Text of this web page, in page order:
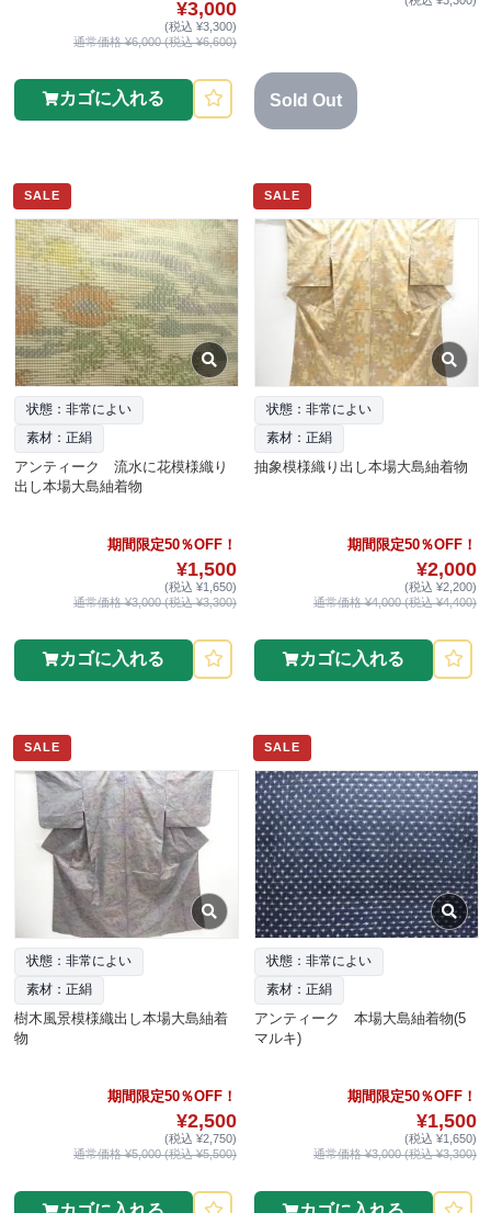
¥3,000
(税込 ¥3,300)
通常価格 ¥6,000 (税込 ¥6,600)
カゴに入れる Sold Out
SALE
状態：非常によい
素材：正絹
アンティーク 流水に花模様織り
出し本場大島紬着物
期間限定50％OFF！
¥1,500
(税込 ¥1,650)
通常価格 ¥3,000 (税込 ¥3,300)
カゴに入れる
SALE
状態：非常によい
素材：正絹
抽象模様織り出し本場大島紬着物
期間限定50％OFF！
¥2,000
(税込 ¥2,200)
通常価格 ¥4,000 (税込 ¥4,400)
カゴに入れる
SALE
状態：非常によい
素材：正絹
樹木風景模様織出し本場大島紬着
物
期間限定50％OFF！
¥2,500
(税込 ¥2,750)
通常価格 ¥5,000 (税込 ¥5,500)
SALE
状態：非常によい
素材：正絹
アンティーク 本場大島紬着物(5
マルキ)
期間限定50％OFF！
¥1,500
(税込 ¥1,650)
通常価格 ¥3,000 (税込 ¥3,300)